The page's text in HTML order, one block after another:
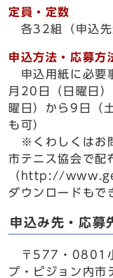
定員・定数
各32組（申込先
申込方法・応募方
申込用紙に必要
月20日（日曜日
曜日）から9日（
も可）
※くわしくはお
市テニス協会で配
（http://
ダウンロードもで
申込み先・応
〒577・0801
プ・ピジョン内